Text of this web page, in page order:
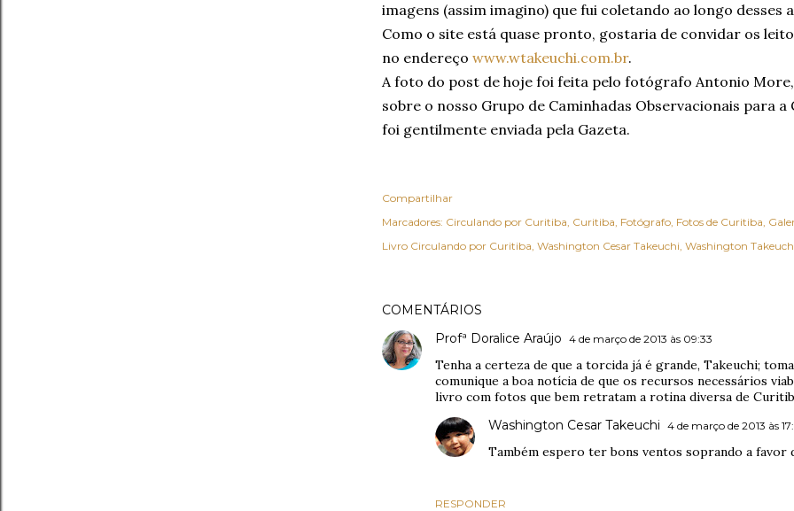
imagens (assim imagino) que fui coletando ao longo desses
Como o site está quase pronto, gostaria de convidar os
no endereço www.wtakeuchi.com.br.
A foto do post de hoje foi feita pelo fotógrafo Antonio
sobre o nosso Grupo de Caminhadas Observacionais para a
foi gentilmente enviada pela Gazeta.
Compartilhar
Marcadores: Circulando por Curitiba Curitiba Fotógrafo Fotos de Curitiba
Livro Circulando por Curitiba Washington Cesar Takeuchi Washington
COMENTÁRIOS
Profª Doralice Araújo 4 de março de 2013 às 09:33
Tenha a certeza de que a torcida já é grande, Takeuchi;
comunique a boa notícia de que os recursos necessários
livro com fotos que bem retratam a rotina diversa de
RESPONDER
Washington Cesar Takeuchi 4 de março de 2013 às
Também espero ter bons ventos soprando a favor